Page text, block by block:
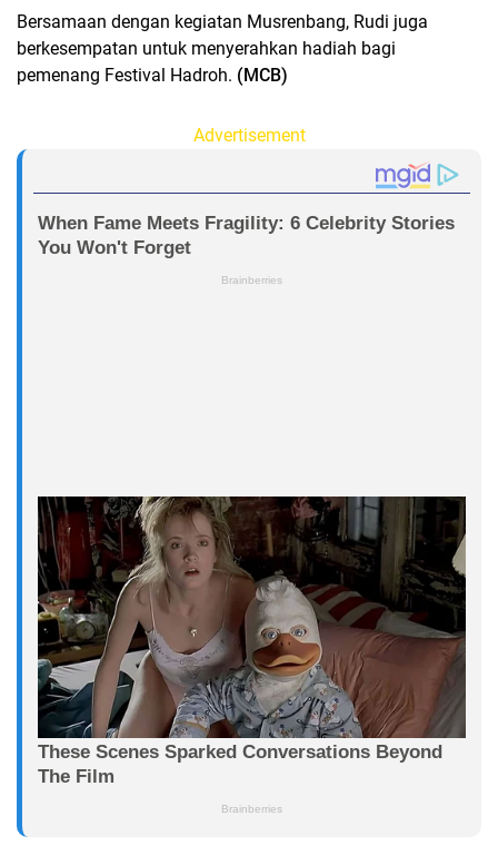
Bersamaan dengan kegiatan Musrenbang, Rudi juga
berkesempatan untuk menyerahkan hadiah bagi
pemenang Festival Hadroh. (MCB)
Advertisement